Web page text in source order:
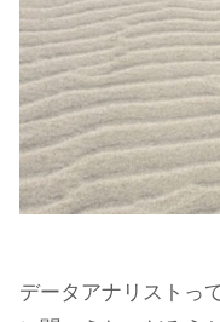
データアナリストっ